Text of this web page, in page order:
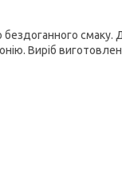
смаку.
Виріб